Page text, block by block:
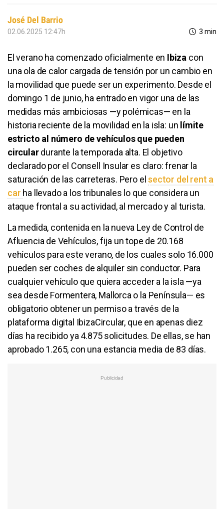
José Del Barrio
02.06.2025 12:47h 3 min
El verano ha comenzado oficialmente en Ibiza con
una ola de calor cargada de tensión por un cambio en
la movilidad que puede ser un experimento. Desde el
domingo 1 de junio, ha entrado en vigor una de las
medidas más ambiciosas —y polémicas— en la
historia reciente de la movilidad en la isla: un límite
estricto al número de vehículos que pueden
circulardurante la temporada alta. El objetivo
declarado por el Consell Insular es claro: frenar la
saturación de las carreteras. Pero elsector del rent a
car ha llevado a los tribunales lo que considera un
ataque frontal a su actividad, al mercado y al turista.
La medida, contenida en la nueva Ley de Control de
Afluencia de Vehículos, fija un tope de 20.168
vehículos para este verano, de los cuales solo 16.000
pueden ser coches de alquiler sin conductor. Para
cualquier vehículo que quiera acceder a la isla —ya
sea desde Formentera, Mallorca o la Península— es
obligatorio obtener un permiso a través de la
plataforma digital IbizaCircular, que en apenas diez
días ha recibido ya 4.875 solicitudes. De ellas, se han
aprobado 1.265, con una estancia media de 83 días.